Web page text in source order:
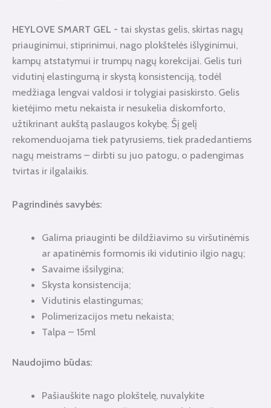
HEYLOVE SMART GEL - tai skystas gelis, skirtas nagų
priauginimui, stiprinimui, nago plokštelės išlyginimui,
kampų atstatymui ir trumpų nagų korekcijai. Gelis turi
vidutinį elastingumą ir skystą konsistenciją, todėl
medžiaga lengvai valdosi ir tolygiai pasiskirsto. Gelis
kietėjimo metu nekaista ir nesukelia diskomforto,
užtikrinant aukštą paslaugos kokybę. Šį gelį
rekomenduojama tiek patyrusiems, tiek pradedantiems
nagų meistrams – dirbti su juo patogu, o padengimas
tvirtas ir ilgalaikis.
Pagrindinės savybės:
Galima priauginti be dildžiavimo su viršutinėmis
ar apatinėmis formomis iki vidutinio ilgio nagų;
Savaime išsilygina;
Skysta konsistencija;
Vidutinis elastingumas;
Polimerizacijos metu nekaista;
Talpa – 15ml
Naudojimo būdas:
Pašiauškite nago plokštelę, nuvalykite